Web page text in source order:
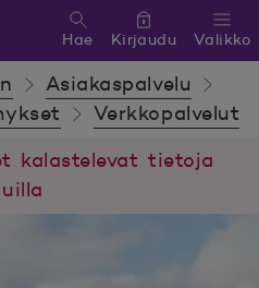
Valikko
Hae Kirjaudu
Asiakaspalvelu
Verkkopalvelut
kalastelevat tietoja